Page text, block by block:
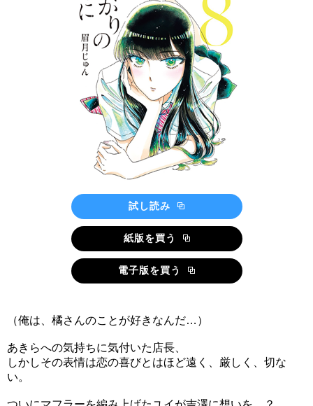
試し読み
紙版を買う
電子版を買う
（俺は、橘さんのことが好きなんだ…）
あきらへの気持ちに気付いた店長、
しかしその表情は恋の喜びとはほど遠く、厳しく、切な
い。